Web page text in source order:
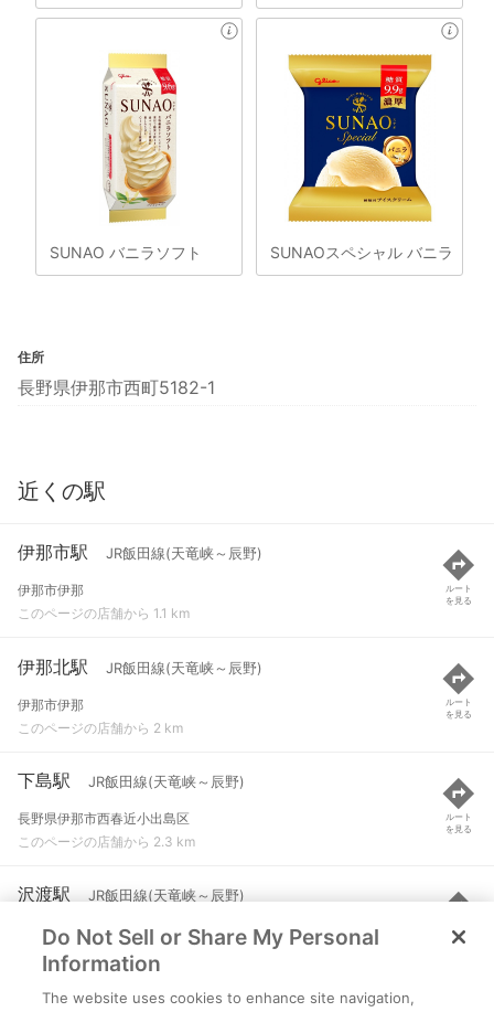
SUNAO バニラソフト SUNAOスペシャル バニラ
住所
長野県伊那市西町5182-1
近くの駅
伊那市駅 JR飯田線(天竜峡～辰野)
伊那市伊那
このページの店舗から 1.1 km
ルート
を見る
伊那北駅 JR飯田線(天竜峡～辰野)
伊那市伊那
このページの店舗から 2 km
ルート
を見る
下島駅 JR飯田線(天竜峡～辰野)
長野県伊那市西春近小出島区
このページの店舗から 2.3 km
ルート
を見る
沢渡駅 JR飯田線(天竜峡～辰野)
伊那市西春近
このページの店舗から 3.2 km
ルート
を見る
Do Not Sell or Share My Personal
Information
The website uses cookies to enhance site navigation,